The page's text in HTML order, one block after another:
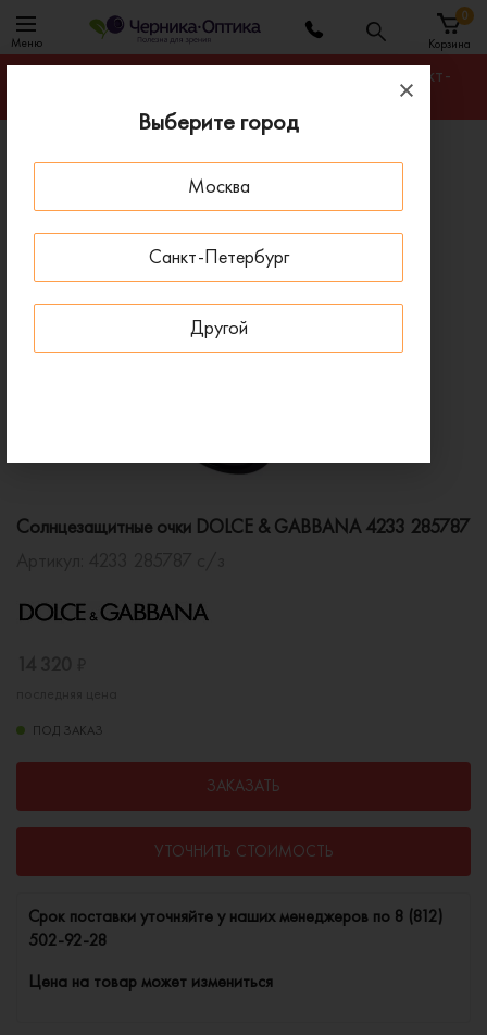
Выберите город
Москва
Санкт-Петербург
Другой
Меню Корзина
0
Гарантируем лучшую цену на любую оправу в Санкт-
Главная
Солнцезащитные очки
Солнцезащитные очки DOLCE & GABBANA 4233
Солнцезащитные очки DOLCE & GABBANA 4233 285787
ПОД ЗАКАЗ
ЗАКАЗАТЬ
УТОЧНИТЬ СТОИМОСТЬ
Cрок поставки уточняйте у наших менеджеров по 8 (812)
502-92-28
Цена на товар может измениться